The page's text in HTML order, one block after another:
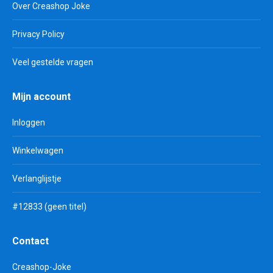
Over Creashop Joke
Privacy Policy
Veel gestelde vragen
Mijn account
Inloggen
Winkelwagen
Verlanglijstje
#12833 (geen titel)
Contact
Creashop-Joke